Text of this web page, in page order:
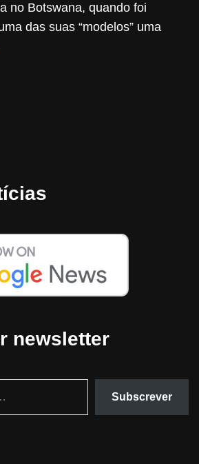
no Botswana, quando foi
das suas “modelos” uma
newsletter
Subscrever